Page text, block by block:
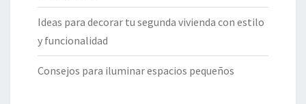
Ideas para decorar tu segunda vivienda con estilo
y funcionalidad
Consejos para iluminar espacios pequeños